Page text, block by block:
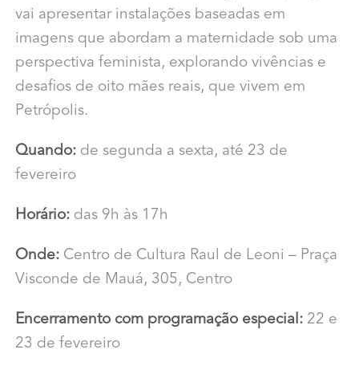
vai apresentar instalações baseadas em
imagens que abordam a maternidade sob uma
perspectiva feminista, explorando vivências e
desafios de oito mães reais, que vivem em
Petrópolis.
Quando:de segunda a sexta, até 23 de
fevereiro
Horário:das 9h às 17h
Onde:Centro de Cultura Raul de Leoni – Praça
Visconde de Mauá, 305, Centro
Encerramento com programação especial:22 e
23 de fevereiro